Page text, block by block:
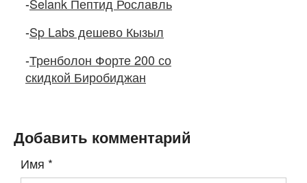
-Sp Labs дешево Кызыл
-Тренболон Форте 200 со
скидкой Биробиджан
Добавить комментарий
Имя *